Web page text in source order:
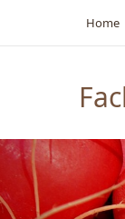
Home